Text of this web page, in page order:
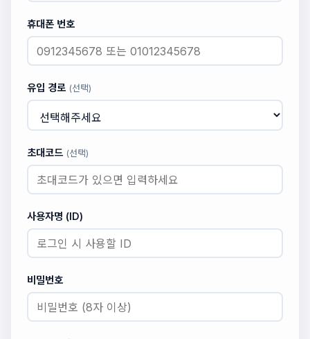
휴대폰 번호
유입 경로 (선택)
초대코드 (선택)
사용자명 (ID)
비밀번호